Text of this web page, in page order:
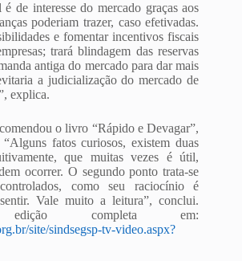
de interesse do mercado graças aos
poderiam trazer, caso efetivadas.
e fomentar incentivos fiscais
trará blindagem das reservas
antiga do mercado para dar mais
a judicialização do mercado de
explica.
o livro “Rápido e Devagar”,
fatos curiosos, existem duas
que muitas vezes é útil,
ocorrer. O segundo ponto trata-se
como seu raciocínio é
Vale muito a leitura”, conclui.
completa em:
site/sindsegsp-tv-video.aspx?